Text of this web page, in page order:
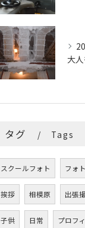
大
タグ Tags
スクールフォト フォ
挨拶 相模原 出張
子供 日常 プロフ